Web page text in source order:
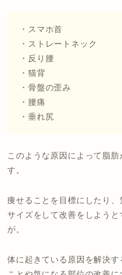
・スマホ首
・ストレートネック
・反り腰
・猫背
・骨盤の歪み
・腰痛
・垂れ尻
このような原因によって脂肪
す。
痩せることを目標にしたり
サイズをして改善をしよう
が。
体に起きている原因を解決